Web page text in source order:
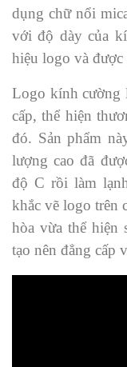
dụng chữ nổi
với độ dày của
hiệu logo và được
Logo kính cường
cấp, thể hiện
đó. Sản phẩm
lượng cao đã
độ C rồi làm
khắc vẽ logo trên
hòa vừa thể hiện
tạo nên đẳng cấp